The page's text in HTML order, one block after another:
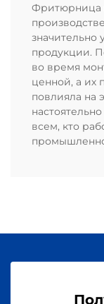
Фритюрница
значительно
продукции.
во время
ценной, а их
повлияла на
всем, кто